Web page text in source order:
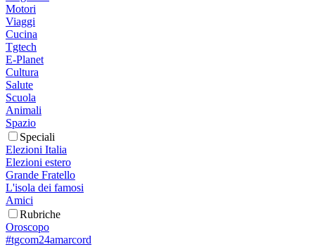
Motori
Viaggi
Cucina
Tgtech
E-Planet
Cultura
Salute
Scuola
Animali
Spazio
Speciali
Elezioni Italia
Elezioni estero
Grande Fratello
L'isola dei famosi
Amici
Rubriche
Oroscopo
#tgcom24amarcord